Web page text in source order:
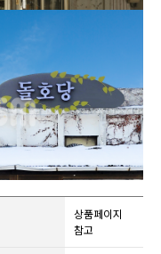
상품페이지
참고